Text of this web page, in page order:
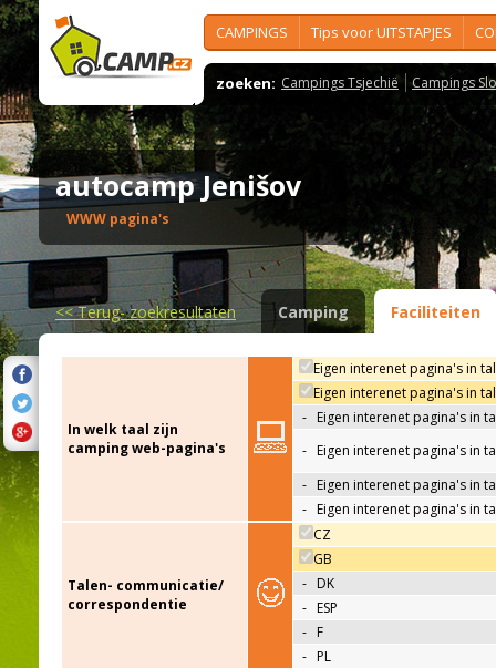
CAMPINGS Tips voor UITSTAPJES
zoeken: Campings Tsjechië Campings
autocamp Jenišov
WWW pagina's
<<Terug- zoekresultaten Camping Faciliteiten
In welk taal zijn
camping web-pagina's
Eigen interenet pagina's in
Eigen interenet pagina's in
- Eigen interenet pagina's in
- Eigen interenet pagina's in
- Eigen interenet pagina's in
- Eigen interenet pagina's in
Talen- communicatie/
correspondentie
CZ
GB
- DK
- ESP
- F
- PL